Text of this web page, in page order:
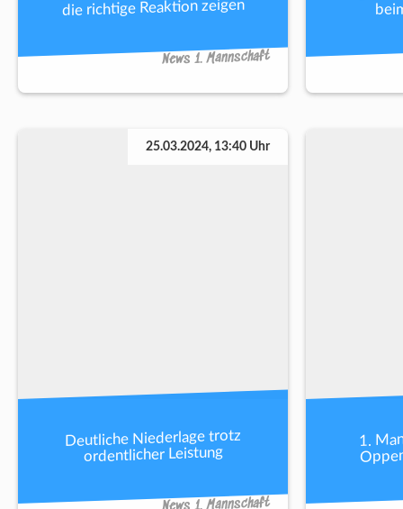
die richtige Reaktion zeigen
News 1. Mannschaft
25.03.2024, 13:40 Uhr
Deutliche Niederlage trotz
ordentlicher Leistung
News 1. Mannschaft
1.